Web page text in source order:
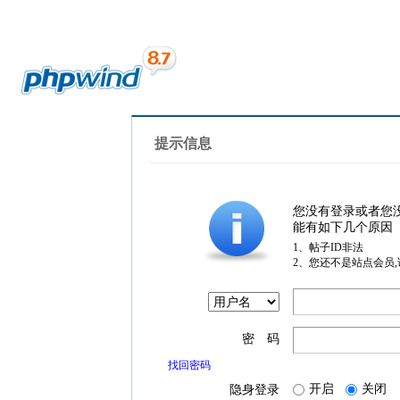
提示信息
您没有登录或者您
能有如下几个原因
1、帖子ID非法
2、您还不是站点会员
密 码
找回密码
隐身登录 开启 关闭